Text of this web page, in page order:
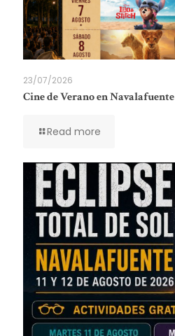
23/07/2026
Cine de Verano en Navalafuente
Read more